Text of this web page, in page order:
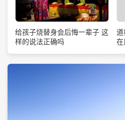
给孩子烧替身会后悔一辈子 这
样的说法正确吗
道
在